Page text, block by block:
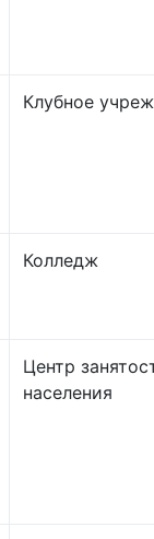
Клубное
Колледж
Центр
населения